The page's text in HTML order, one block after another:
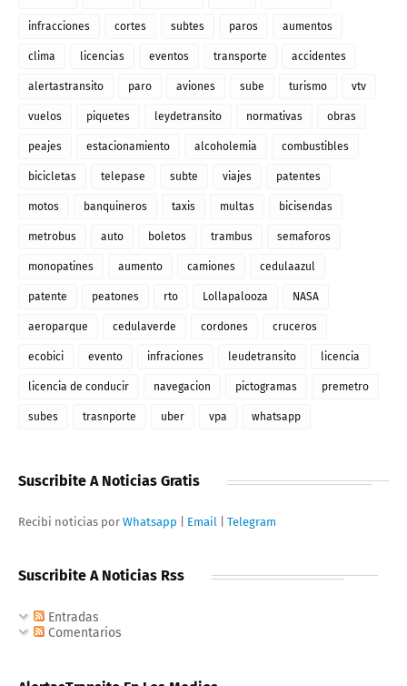
infracciones cortes subtes paros aumentos
clima licencias eventos transporte accidentes
alertastransito paro aviones sube turismo vtv
vuelos piquetes leydetransito normativas obras
peajes estacionamiento alcoholemia combustibles
bicicletas telepase subte viajes patentes
motos banquineros taxis multas bicisendas
metrobus auto boletos trambus semaforos
monopatines aumento camiones cedulaazul
patente peatones rto Lollapalooza NASA
aeroparque cedulaverde cordones cruceros
ecobici evento infraciones leudetransito licencia
licencia de conducir navegacion pictogramas premetro
subes trasnporte uber vpa whatsapp
Suscribite A Noticias Gratis
Recibi noticias por Whatsapp Email Telegram
Suscribite A Noticias Rss
Entradas
Comentarios